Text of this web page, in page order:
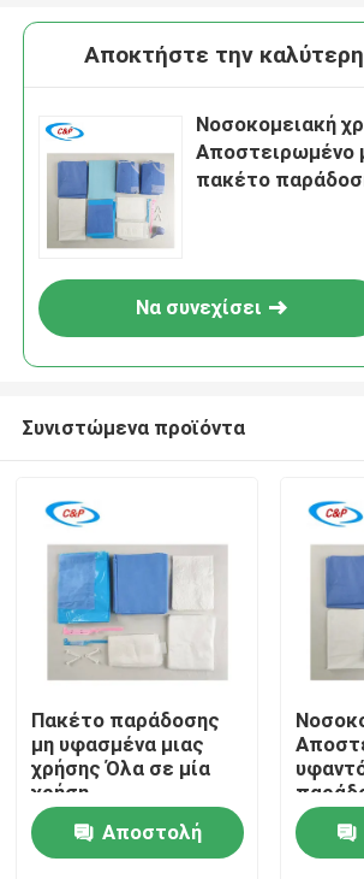
Σπίτι
Αποκτήστε την καλύτερη
Νοσοκομειακή
Αποστειρωμένο
πακέτο
Να συνεχίσει
Συνιστώμενα προϊόντα
Πακέτο παράδοσης
μη υφασμένα μιας
χρήσης Όλα σε μία
χρήση
Αποστειρωμένο
μαιευτικό
χειρουργικό κιτ μιας
Αποστολή